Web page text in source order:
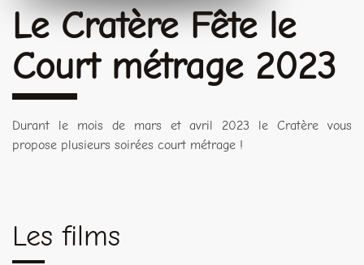
Le Cratère Fête le
Court métrage 2023
Durant le mois de mars et avril 2023 le Cratère vous
propose plusieurs soirées court métrage !
Les films